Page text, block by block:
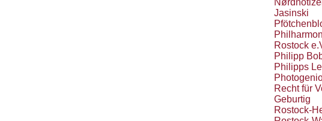
Jasinski
Rostock
Philipp
Philipps
Recht für
Geburtig
Rostock-